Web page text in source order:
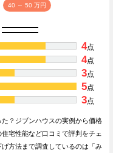
40 ～ 50 万円
4点
4点
3点
5点
3点
？ジブンハウスの実例から価格
宅性能など口コミで評判をチェ
方法まで調査しているのは「み